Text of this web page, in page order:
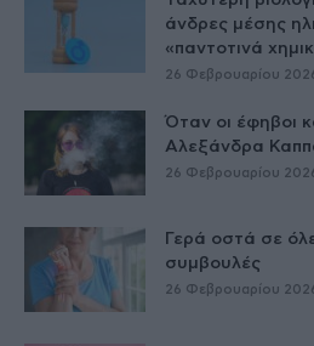
άνδρες μέσης
«παντοτινά
26 Φεβρουαρίου
Όταν οι έφηβοι
Αλεξάνδρα
26 Φεβρουαρίου
Γερά οστά σε
συμβουλές
26 Φεβρουαρίου